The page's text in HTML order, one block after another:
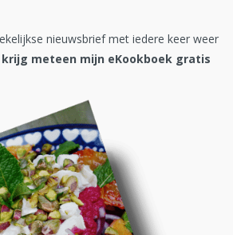
nieuwsbrief met iedere keer weer
krijg meteen mijn eKookboek gratis